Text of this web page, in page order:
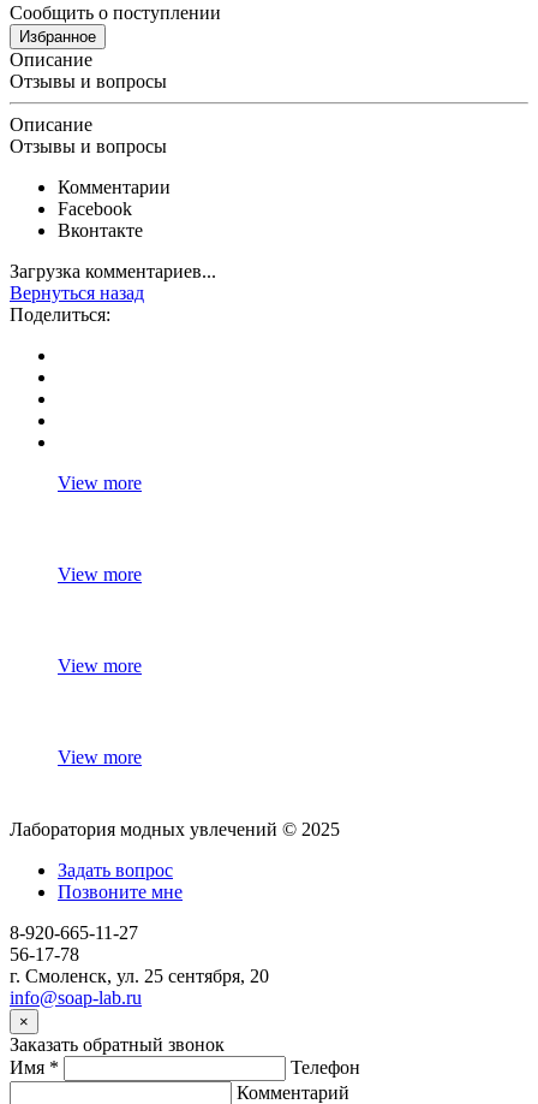
Сообщить о поступлении
Избранное
Описание
Отзывы и вопросы
Описание
Отзывы и вопросы
Комментарии
Facebook
Вконтакте
Загрузка комментариев...
Вернуться назад
Поделиться:
View more
View more
View more
View more
Лаборатория модных увлечений © 2025
Задать вопрос
Позвоните мне
8-920-665-11-27
56-17-78
г. Смоленск, ул. 25 сентября, 20
info@soap-lab.ru
×
Заказать обратный звонок
Имя *
Телефон
Комментарий